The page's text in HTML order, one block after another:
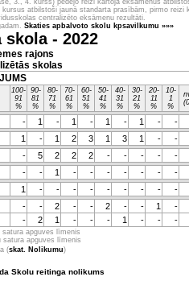
3., 4. kurss) pēdējo reizi kārtoja eksāmenus
atbilstoši jaunā standarta prasībām, pirmo
centralizēto eksāmenu rezultāti.
Skaties apbalvoto skolu kpsavilkumu »»»
skola - 2022
rajons
skolas
100-
91
%
90-
81
%
80-
71
%
70-
61
%
60-
51
%
50-
41
%
40-
31
%
30-
21
%
20-
11
%
10-
1
%
- 1 - 1 - 1 - 1 - -
1 - 1 2 3 1 3 1 - -
- 5 2 2 2 - - - - -
- - 1 - - - - - - -
1 - - - - - - - - -
- - 2 - - 2 - - 1 -
- 2 1 - - - 1 - - -
apguves līmenis
apguves līmenis
(skat. Nolikumu)
Skolu reitinga nolikums